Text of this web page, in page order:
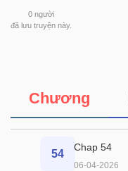
0 người
đã lưu truyện này.
Chương
54
Chap 54
06-04-2026